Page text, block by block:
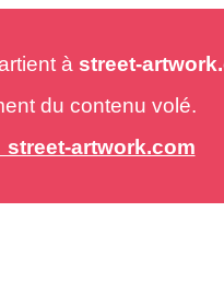
à street-
du contenu volé.
artwork.com